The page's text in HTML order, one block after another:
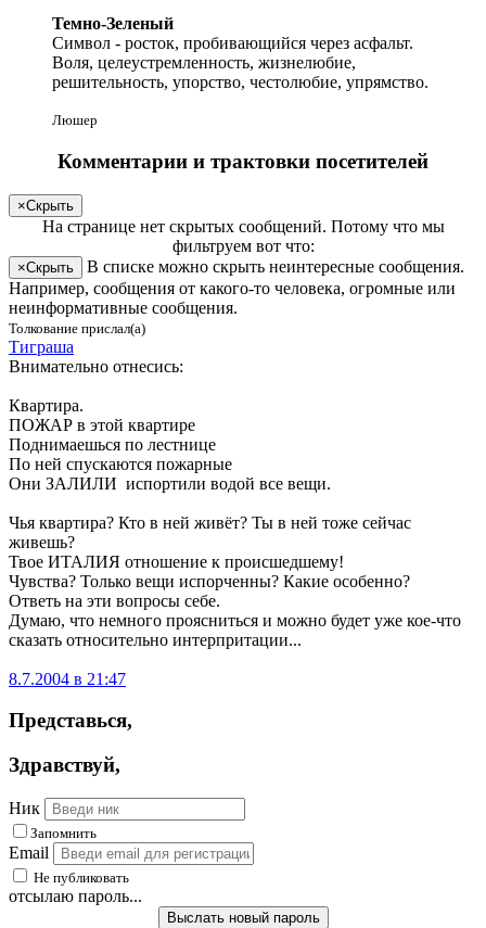
Темно-Зеленый
Символ - росток, пробивающийся через асфальт.
Воля, целеустремленность, жизнелюбие,
решительность, упорство, честолюбие, упрямство.
Люшер
Комментарии и трактовки посетителей
×Скрыть
На странице нет скрытых сообщений. Потому что мы
фильтруем вот что:
×Скрыть
В списке можно скрыть неинтересные сообщения.
Например, сообщения от какого-то человека, огромные или
неинформативные сообщения.
Толкование прислал(а)
Тиграша
Внимательно отнесись:
Квартира.
ПОЖАР в этой квартире
Поднимаешься по лестнице
По ней спускаются пожарные
Они ЗАЛИЛИ испортили водой все вещи.
Чья квартира? Кто в ней живёт? Ты в ней тоже сейчас
живешь?
Твое ИТАЛИЯ отношение к происшедшему!
Чувства? Только вещи испорченны? Какие особенно?
Ответь на эти вопросы себе.
Думаю, что немного проясниться и можно будет уже кое-что
сказать относительно интерпритации...
8.7.2004 в 21:47
Представься,
Здравствуй,
Ник
Запомнить
Email
Не публиковать
отсылаю пароль...
Выслать новый пароль